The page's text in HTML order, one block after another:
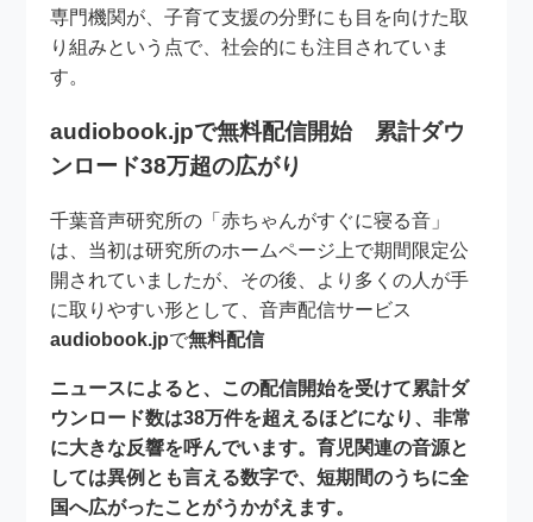
専門機関が、子育て支援の分野にも目を向けた取
り組みという点で、社会的にも注目されていま
す。
audiobook.jpで無料配信開始 累計ダウ
ンロード38万超の広がり
千葉音声研究所の「赤ちゃんがすぐに寝る音」
は、当初は研究所のホームページ上で期間限定公
開されていましたが、その後、より多くの人が手
に取りやすい形として、音声配信サービス
audiobook.jpで無料配信
ニュースによると、この配信開始を受けて累計ダ
ウンロード数は38万件を超えるほどになり、非常
に大きな反響を呼んでいます。育児関連の音源と
しては異例とも言える数字で、短期間のうちに全
国へ広がったことがうかがえます。